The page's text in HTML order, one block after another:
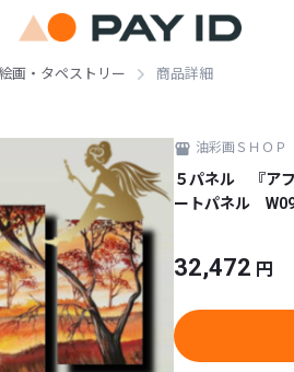
絵画・タペストリー 商品詳細
油彩画ＳＨＯ
５パネル 『ア
ートパネル
32,472 円